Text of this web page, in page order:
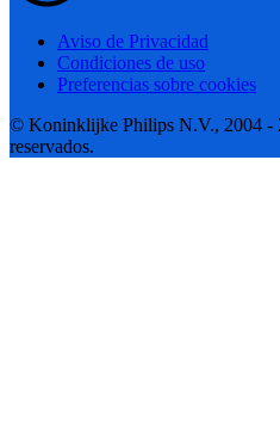
Aviso de Privacidad
Condiciones de uso
Preferencias sobre cookies
© Koninklijke Philips N.V., 2004 -
reservados.